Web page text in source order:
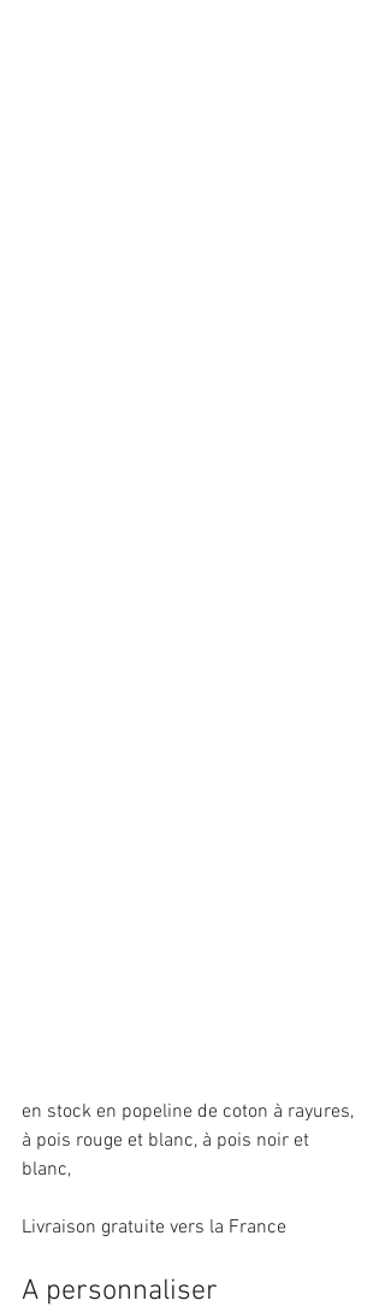
en stock en popeline de coton à rayures,
à pois rouge et blanc, à pois noir et
blanc,
Livraison gratuite vers la France
A personnaliser